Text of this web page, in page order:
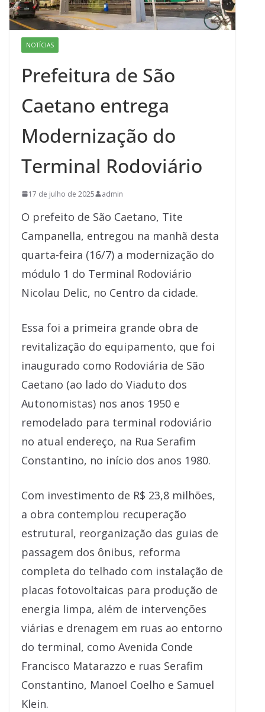
NOTÍCIAS
Prefeitura de São
Caetano entrega
Modernização do
Terminal Rodoviário
17 de julho de 2025 admin
O prefeito de São Caetano, Tite
Campanella, entregou na manhã desta
quarta-feira (16/7) a modernização do
módulo 1 do Terminal Rodoviário
Nicolau Delic, no Centro da cidade.
Essa foi a primeira grande obra de
revitalização do equipamento, que foi
inaugurado como Rodoviária de São
Caetano (ao lado do Viaduto dos
Autonomistas) nos anos 1950 e
remodelado para terminal rodoviário
no atual endereço, na Rua Serafim
Constantino, no início dos anos 1980.
Com investimento de R$ 23,8 milhões,
a obra contemplou recuperação
estrutural, reorganização das guias de
passagem dos ônibus, reforma
completa do telhado com instalação de
placas fotovoltaicas para produção de
energia limpa, além de intervenções
viárias e drenagem em ruas ao entorno
do terminal, como Avenida Conde
Francisco Matarazzo e ruas Serafim
Constantino, Manoel Coelho e Samuel
Klein.